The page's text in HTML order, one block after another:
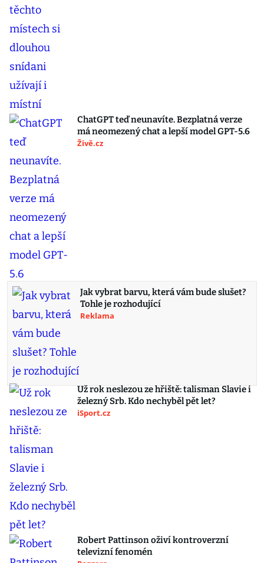
ChatGPT teď neunavíte. Bezplatná verze
má neomezený chat a lepší model GPT-5.6
Živě.cz
Jak vybrat barvu, která vám bude slušet?
Tohle je rozhodující
Reklama
Už rok neslezou ze hřiště: talisman Slavie i
železný Srb. Kdo nechyběl pět let?
iSport.cz
Robert Pattinson oživí kontroverzní
televizní fenomén